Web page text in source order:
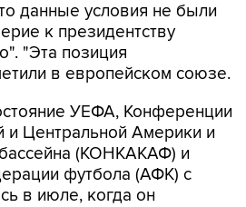
данные условия не были
к президентству
"Эта позиция
в европейском союзе.
УЕФА, Конференции
и Центральной Америки и
(КОНКАКАФ) и
футбола (АФК) с
в июле, когда он